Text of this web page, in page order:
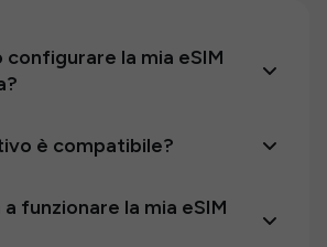
configurare la mia eSIM
è compatibile?
funzionare la mia eSIM